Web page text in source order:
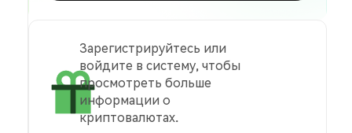
Зарегистрируйтесь или
войдите в систему, чтобы
просмотреть больше
информации о
криптовалютах.